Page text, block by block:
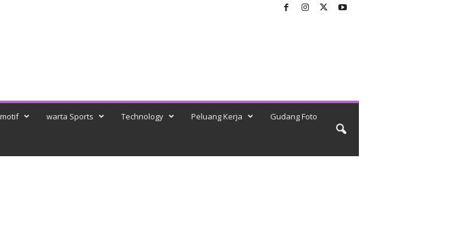
warta Sports Technology Peluang Kerja Gudang Foto